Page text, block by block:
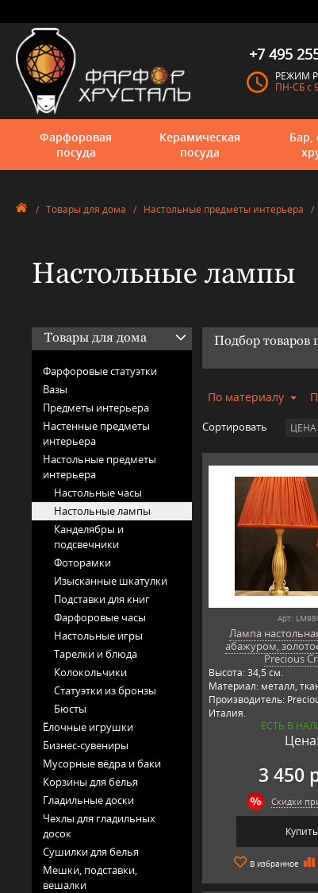
+7 495
РЕЖИМ
ПН-СБ с
Фарфоровая
посуда
Керамическая
посуда
Бар,
/ Товары для дома / Настольные предметы интерьера /
Настольные лампы
Товары для дома
Фарфоровые статуэтки
Вазы
Предметы интерьера
Настенные предметы
интерьера
Настольные предметы
интерьера
Настольные часы
Настольные лампы
Канделябры и
подсвечники
Фоторамки
Изысканные шкатулки
Подставки для книг
Фарфоровые часы
Настольные игры
Тарелки и блюда
Колокольчики
Статуэтки из бронзы
Бюсты
Ёлочные игрушки
Бизнес-сувениры
Мусорные вёдра и баки
Корзины для белья
Гладильные доски
Чехлы для гладильных
досок
Сушилки для белья
Мешки, подставки,
вешалки
Подбор товаров
По материалу
Сортировать ЦЕНА
Арт:
Лампа
абажуром,
Precious
Высота: 34,5 см.
Материал: металл,
Производитель:
Италия.
ЕСТЬ В
Цена:
3 450
Скидки
Купить
В избранное